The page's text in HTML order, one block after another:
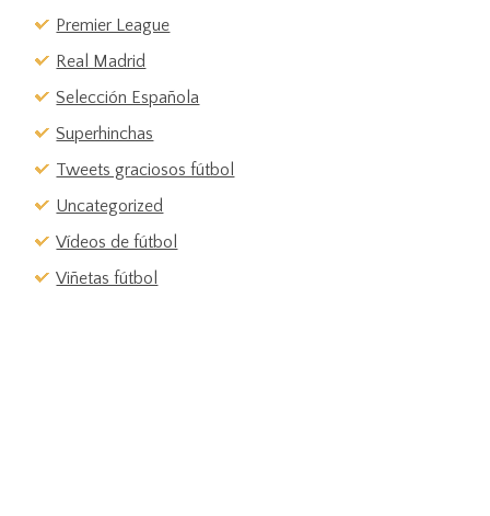
Premier League
Real Madrid
Selección Española
Superhinchas
Tweets graciosos fútbol
Uncategorized
Vídeos de fútbol
Viñetas fútbol